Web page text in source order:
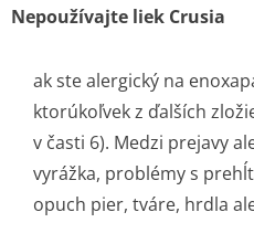
Nepoužívajte liek Crusia
ak ste alergický na
ktorúkoľvek z ďalších
v časti 6). Medzi prejavy
vyrážka, problémy s
opuch pier, tváre, hrdla